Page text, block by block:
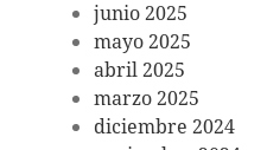
junio 2025
mayo 2025
abril 2025
marzo 2025
diciembre 2024